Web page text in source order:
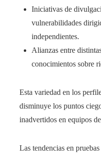
Iniciativas de
vulnerabilidades
independientes.
Alianzas entre
conocimientos sobre
Esta variedad en los
disminuye los puntos
inadvertidos en equipos
Las tendencias en